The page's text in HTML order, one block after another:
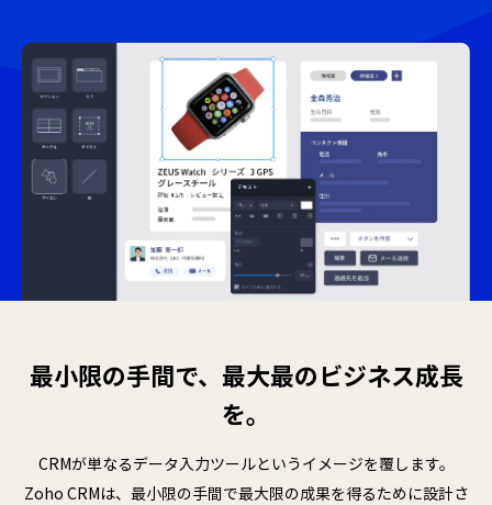
最小限の手間で、最大最のビジネス成長
を。
CRMが単なるデータ入力ツールというイメージを覆します。
Zoho CRMは、最小限の手間で最大限の成果を得るために設計さ